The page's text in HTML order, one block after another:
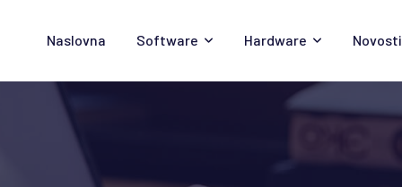
Naslovna Software Hardware Novosti